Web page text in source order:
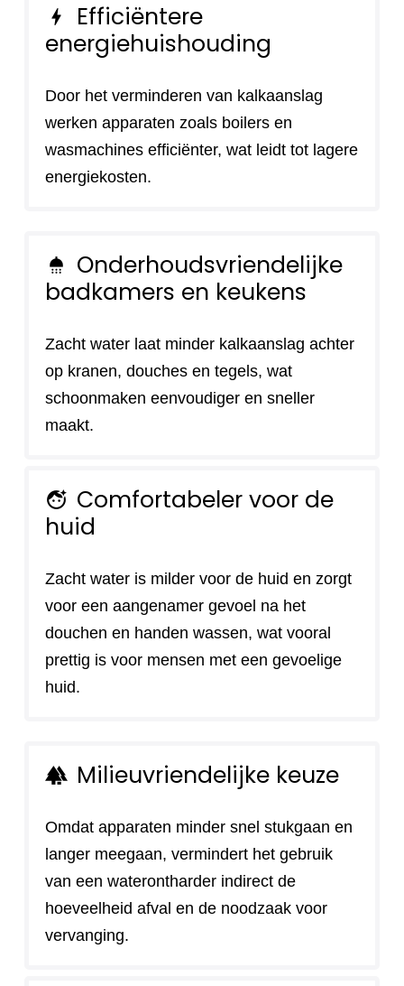
bolt
Efficiëntere
energiehuishouding
Door het verminderen van kalkaanslag
werken apparaten zoals boilers en
wasmachines efficiënter, wat leidt tot lagere
energiekosten.
shower
Onderhoudsvriendelijke
badkamers en keukens
Zacht water laat minder kalkaanslag achter
op kranen, douches en tegels, wat
schoonmaken eenvoudiger en sneller
maakt.
face_retouching_natural Comfortabeler voor de
huid
Zacht water is milder voor de huid en zorgt
voor een aangenamer gevoel na het
douchen en handen wassen, wat vooral
prettig is voor mensen met een gevoelige
huid.
forest Milieuvriendelijke keuze
Omdat apparaten minder snel stukgaan en
langer meegaan, vermindert het gebruik
van een waterontharder indirect de
hoeveelheid afval en de noodzaak voor
vervanging.